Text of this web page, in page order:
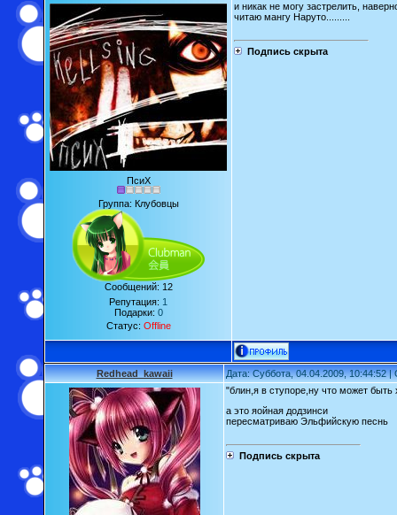
ПсиХ
Группа: Клубовцы
Сообщений: 12
Репутация: 1
Подарки: 0
Статус: Offline
и никак не могу застрелить,
читаю мангу Наруто.........
Подпись скрыта
Redhead_kawaii Дата: Суббота, 04.04.2009, 10:44:52
"блин,я в ступоре,ну что может быть
а это яойная додзинси
пересматриваю Эльфийскую песнь
Подпись скрыта